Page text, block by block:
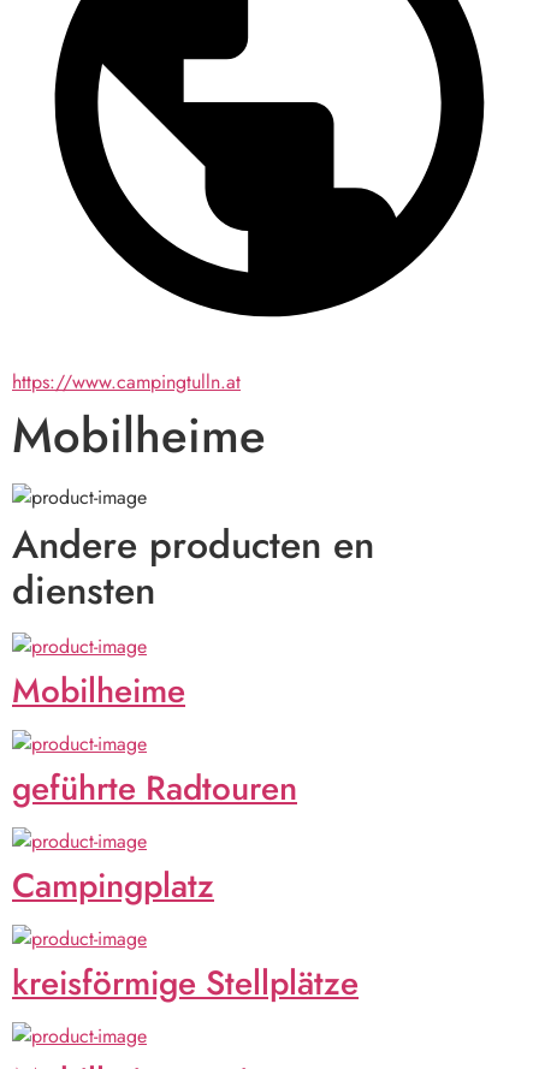
https://www.campingtulln.at
Mobilheime
Andere producten en
diensten
Mobilheime
geführte Radtouren
Campingplatz
kreisförmige Stellplätze